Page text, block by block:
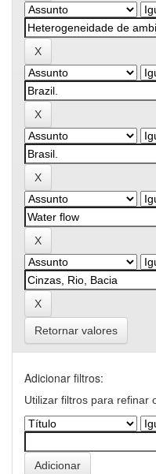
Retornar valores
Adicionar filtros:
Utilizar filtros para refinar